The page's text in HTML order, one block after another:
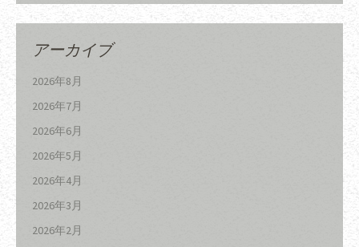
アーカイブ
2026年8月
2026年7月
2026年6月
2026年5月
2026年4月
2026年3月
2026年2月